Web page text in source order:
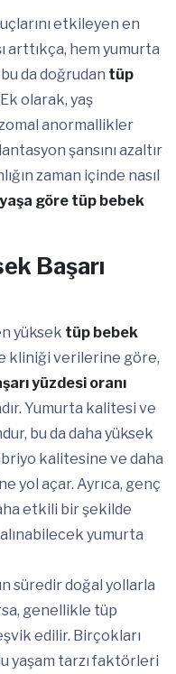
etkileyen en
arttıkça, hem yumurta
da doğrudan tüp
olarak, yaş
anormallikler
şansını azaltır
zaman içinde nasıl
yaşa göre tüp bebek
Başarı
yüksek tüp bebek
kliniği verilerine göre,
yüzdesi oranı
Yumurta kalitesi ve
bu da daha yüksek
kalitesine ve daha
yol açar. Ayrıca, genç
etkili bir şekilde
yumurta
süredir doğal yollarla
genellikle tüp
edilir. Birçokları
yaşam tarzı faktörleri